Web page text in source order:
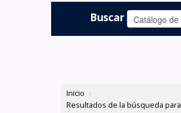
Buscar
Inicio ›
Resultados de la búsqueda para